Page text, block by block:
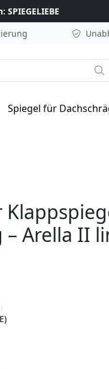
SPIEGELIEBE
Spiegel für
Arella II